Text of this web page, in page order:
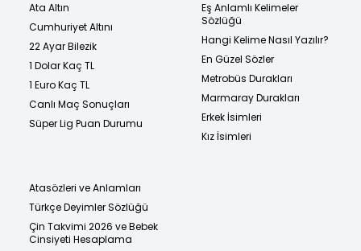
Ata Altın
Cumhuriyet Altını
22 Ayar Bilezik
1 Dolar Kaç TL
1 Euro Kaç TL
Canlı Maç Sonuçları
Süper Lig Puan Durumu
Eş Anlamlı Kelimeler
Sözlüğü
Hangi Kelime Nasıl Yazılır?
En Güzel Sözler
Metrobüs Durakları
Marmaray Durakları
Erkek İsimleri
Kız İsimleri
Atasözleri ve Anlamları
Türkçe Deyimler Sözlüğü
Çin Takvimi 2026 ve Bebek
Cinsiyeti Hesaplama